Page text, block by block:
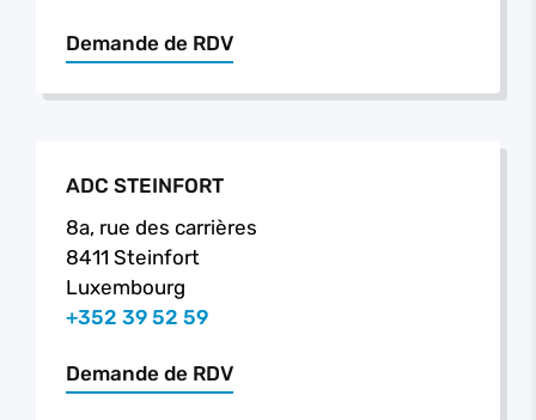
Demande de RDV
ADC STEINFORT
8a, rue des carrières
8411 Steinfort
Luxembourg
+352 39 52 59
Demande de RDV